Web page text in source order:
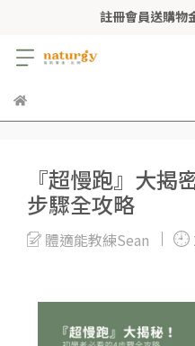
註冊會員送購物
『超慢跑』大揭
步驟全攻略
體適能教練Sean